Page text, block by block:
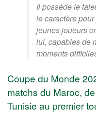
Il possède le
le caractère
jeunes joueurs
lui, capables de
moments
Coupe du Monde
matchs du Maroc,
Tunisie au premier